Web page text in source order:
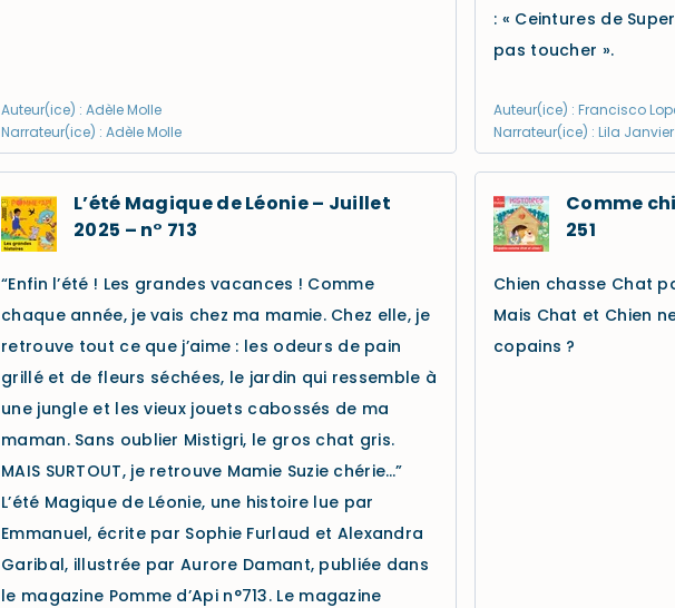
Auteur(ice) : Adèle Molle
Narrateur(ice) : Adèle Molle
: « Ceintures de
pas toucher ».
Auteur(ice) : Francisco
Narrateur(ice) : Lila Janvier
L’été Magique de Léonie – Juillet
2025 – n° 713
“Enfin l’été ! Les grandes vacances ! Comme
chaque année, je vais chez ma mamie. Chez elle, je
retrouve tout ce que j’aime : les odeurs de pain
grillé et de fleurs séchées, le jardin qui ressemble à
une jungle et les vieux jouets cabossés de ma
maman. Sans oublier Mistigri, le gros chat gris.
MAIS SURTOUT, je retrouve Mamie Suzie chérie…”
L’été Magique de Léonie, une histoire lue par
Emmanuel, écrite par Sophie Furlaud et Alexandra
Garibal, illustrée par Aurore Damant, publiée dans
le magazine Pomme d’Api n°713. Le magazine
Comme
251
Chien chasse Chat
Mais Chat et Chien
copains ?